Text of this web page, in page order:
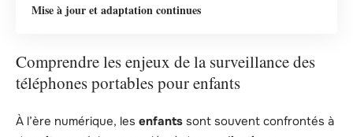
Mise à jour et adaptation continues
Comprendre les enjeux de la surveillance des
téléphones portables pour enfants
À l’ère numérique, les enfants sont souvent confrontés à